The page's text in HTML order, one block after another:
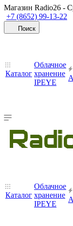
Магазин Radio26 -
+7 (8652) 99-13-22
Поиск
Каталог
Облачное
хранение
IPEYE
Каталог
Облачное
хранение
IPEYE